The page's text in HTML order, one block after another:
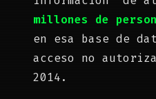
millones de
en esa base de
acceso no
2014.